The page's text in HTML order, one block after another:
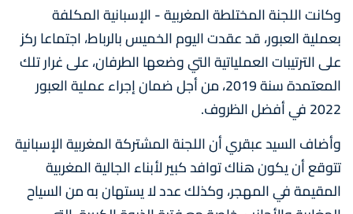
وكانت اللجنة المختلطة المغربية - الإسبانية المكلفة
بعملية العبور، قد عقدت اليوم الخميس بالرباط، اجتماعا ركز
على الترتيبات العملياتية التي وضعها الطرفان، على غرار تلك
المعتمدة سنة 2019، من أجل ضمان إجراء عملية العبور
2022 في أفضل الظروف.
وأضاف السيد عبقري أن اللجنة المشتركة المغربية الإسبانية
تتوقع أن يكون هناك توافد كبير لأبناء الجالية المغربية
المقيمة في المهجر، وكذلك عدد لا يستهان به من السياح